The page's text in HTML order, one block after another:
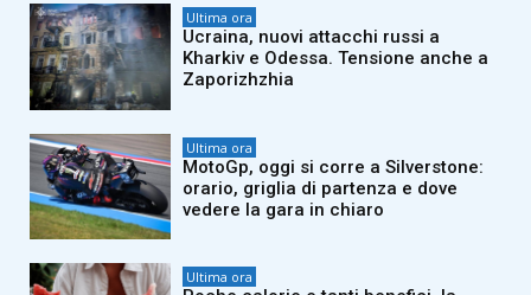
Ultima ora
Ucraina, nuovi attacchi russi a
Kharkiv e Odessa. Tensione anche a
Zaporizhzhia
Ultima ora
MotoGp, oggi si corre a Silverstone:
orario, griglia di partenza e dove
vedere la gara in chiaro
Ultima ora